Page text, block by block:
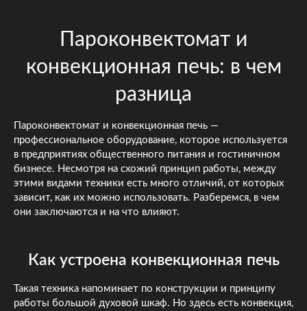
Пароконвектомат и
конвекционная печь: в чем
разница
Пароконвектомат и конвекционная печь —
профессиональное оборудование, которое используется
в предприятиях общественного питания и гостиничном
бизнесе. Несмотря на схожий принцип работы, между
этими видами техники есть много отличий, от которых
зависит, как их можно использовать. Разберемся, в чем
они заключаются и на что влияют.
Как устроена конвекционная печь
Такая техника напоминает по конструкции и принципу
работы большой духовой шкаф. Но здесь есть конвекция,